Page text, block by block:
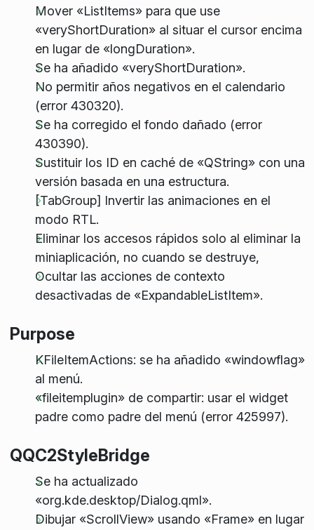
Mover «ListItems» para que use
«veryShortDuration» al situar el cursor encima
en lugar de «longDuration».
Se ha añadido «veryShortDuration».
No permitir años negativos en el calendario
(error 430320).
Se ha corregido el fondo dañado (error
430390).
Sustituir los ID en caché de «QString» con una
versión basada en una estructura.
[TabGroup] Invertir las animaciones en el
modo RTL.
Eliminar los accesos rápidos solo al eliminar la
miniaplicación, no cuando se destruye,
Ocultar las acciones de contexto
desactivadas de «ExpandableListItem».
Purpose
KFileItemActions: se ha añadido «windowflag»
al menú.
«fileitemplugin» de compartir: usar el widget
padre como padre del menú (error 425997).
QQC2StyleBridge
Se ha actualizado
«org.kde.desktop/Dialog.qml».
Dibujar «ScrollView» usando «Frame» en lugar